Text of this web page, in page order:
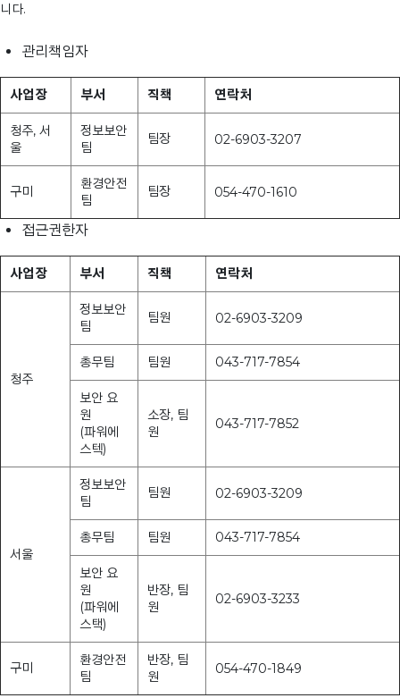
니다.
관리책임자
사업장 부서 직책 연락처
청주, 서
울
정보보안
팀
팀장 02-6903-3207
구미
환경안전
팀
팀장 054-470-1610
접근권한자
사업장 부서 직책 연락처
청주
정보보안
팀
팀원 02-6903-3209
총무팀 팀원 043-717-7854
보안 요
원
(파워에
스텍)
소장, 팀
원
043-717-7852
서울
정보보안
팀
팀원 02-6903-3209
총무팀 팀원 043-717-7854
보안 요
원
(파워에
스택)
반장, 팀
원
02-6903-3233
구미
환경안전
팀
반장, 팀
원
054-470-1849